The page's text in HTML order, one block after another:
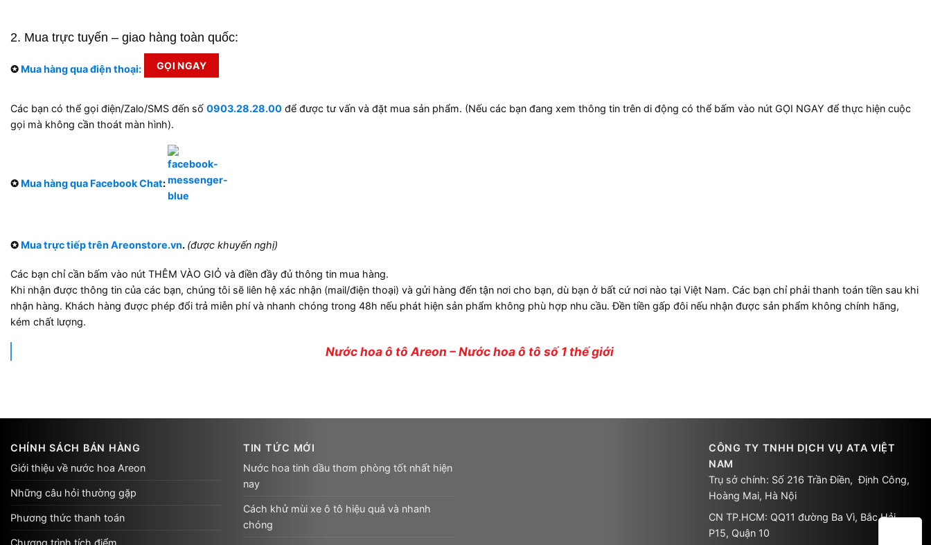
2. Mua trực tuyến – giao hàng toàn quốc:
✪ Mua hàng qua điện thoại: GỌI NGAY
Các bạn có thể gọi điện/Zalo/SMS đến số 0903.28.28.00 để được tư vấn và đặt mua sản phẩm. (Nếu các bạn đang xem thông tin trên di động có thể bấm vào nút GỌI NGAY để thực hiện cuộc
gọi mà không cần thoát màn hình).
✪ Mua hàng qua Facebook Chat:
✪ Mua trực tiếp trên Areonstore.vn. (được khuyến nghị)
Các bạn chỉ cần bấm vào nút THÊM VÀO GIỎ và điền đầy đủ thông tin mua hàng.
Khi nhận được thông tin của các bạn, chúng tôi sẽ liên hệ xác nhận (mail/điện thoại) và gửi hàng đến tận nơi cho bạn, dù bạn ở bất cứ nơi nào tại Việt Nam. Các bạn chỉ phải thanh toán tiền sau khi
nhận hàng. Khách hàng được phép đổi trả miễn phí và nhanh chóng trong 48h nếu phát hiện sản phẩm không phù hợp nhu cầu. Đền tiền gấp đôi nếu nhận được sản phẩm không chính hãng,
kém chất lượng.
Nước hoa ô tô Areon – Nước hoa ô tô số 1 thế giới
CHÍNH SÁCH BÁN HÀNG
Giới thiệu về nước hoa Areon
Những câu hỏi thường gặp
Phương thức thanh toán
Chương trình tích điểm
TIN TỨC MỚI
Nước hoa tinh dầu thơm phòng tốt nhất hiện
nay
Cách khử mùi xe ô tô hiệu quả và nhanh
chóng
CÔNG TY TNHH DỊCH VỤ ATA VIỆT
NAM
Trụ sở chính: Số 216 Trần Điền, Định Công,
Hoàng Mai, Hà Nội
CN TP.HCM: QQ11 đường Ba Vì, Bắc Hải,
P15, Quận 10